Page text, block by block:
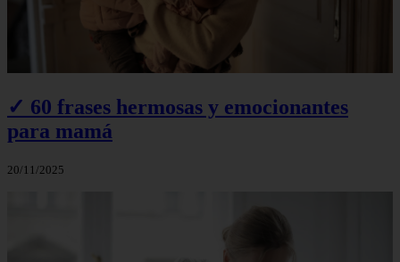
✓ 60 frases hermosas y emocionantes
para mamá
20/11/2025